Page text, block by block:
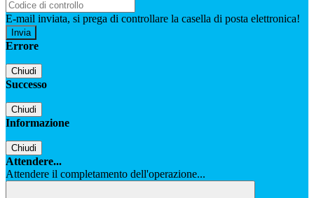
E-mail inviata, si prega di controllare la casella di posta elettronica!
Errore
Chiudi
Successo
Chiudi
Informazione
Chiudi
Attendere...
Attendere il completamento dell'operazione...